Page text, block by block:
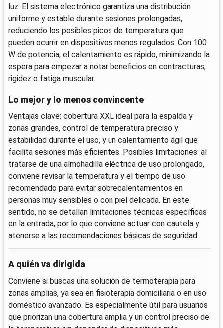
luz. El sistema electrónico garantiza una distribución
uniforme y estable durante sesiones prolongadas,
reduciendo los posibles picos de temperatura que
pueden ocurrir en dispositivos menos regulados. Con 100
W de potencia, el calentamiento es rápido, minimizando la
espera para empezar a notar beneficios en contracturas,
rigidez o fatiga muscular.
Lo mejor y lo menos convincente
Ventajas clave: cobertura XXL ideal para la espalda y
zonas grandes, control de temperatura preciso y
estabilidad durante el uso, y un calentamiento ágil que
facilita sesiones más eficientes. Posibles limitaciones: al
tratarse de una almohadilla eléctrica de uso prolongado,
conviene revisar la temperatura y el tiempo de uso
recomendado para evitar sobrecalentamientos en
personas muy sensibles o con piel delicada. En este
sentido, no se detallan limitaciones técnicas específicas
en la entrada, por lo que conviene actuar con cautela y
atenerse a las recomendaciones básicas de seguridad.
A quién va dirigida
Conviene si buscas una solución de termoterapia para
zonas amplias, ya sea en fisioterapia domiciliaria o en uso
doméstico avanzado. Es especialmente útil para usuarios
que priorizan una cobertura amplia y un control preciso de